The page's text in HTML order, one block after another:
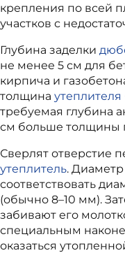
крепления по всей
участков с
Глубина заделки
не менее 5 см для
кирпича и
толщина утеплителя
требуемая глубина
см больше толщины
Сверлят отверстие
утеплитель.
соответствовать
(обычно 8–10 мм).
забивают его
специальным
оказаться